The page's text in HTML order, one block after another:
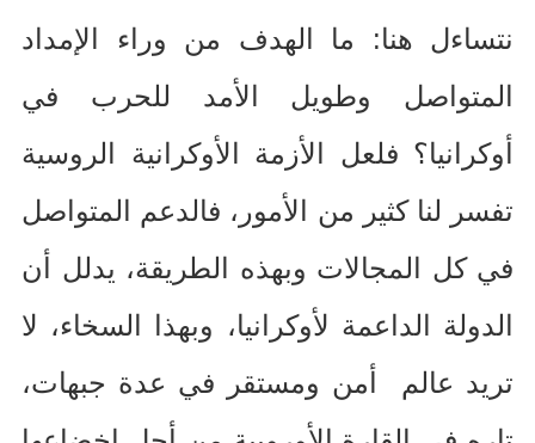
نتساءل هنا: ما الهدف من وراء الإمداد
المتواصل وطويل الأمد للحرب في
أوكرانيا؟ فلعل الأزمة الأوكرانية الروسية
تفسر لنا كثير من الأمور، فالدعم المتواصل
في كل المجالات وبهذه الطريقة، يدلل أن
الدولة الداعمة لأوكرانيا، وبهذا السخاء، لا
تريد عالم أمن ومستقر في عدة جبهات،